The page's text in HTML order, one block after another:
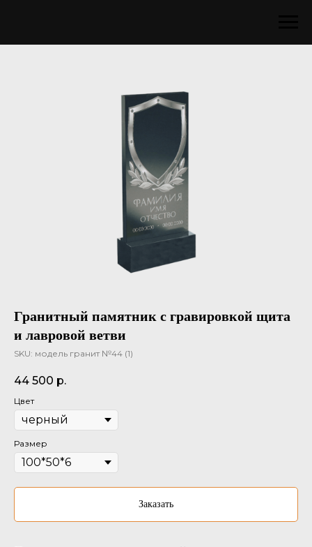
Гранитный памятник с гравировкой щита
и лавровой ветви
SKU: модель гранит №44 (1)
44 500 р.
Цвет
Размер
Заказать